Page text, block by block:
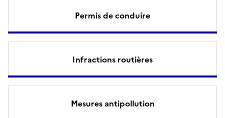
Permis de conduire
Infractions routières
Mesures antipollution